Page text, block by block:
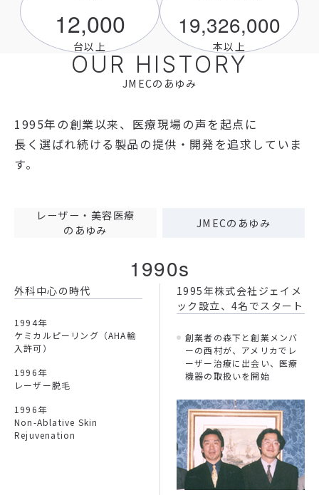
12,000
台以上
19,326,000
本以上
OUR HISTORY
JMECのあゆみ
1995年の創業以来、医療現場の声を起点に
長く選ばれ続ける製品の提供・開発を追求していま
す。
レーザー・美容医療
のあゆみ
JMECのあゆみ
外科中心の時代
1994年
ケミカルピーリング（AHA輸
入許可）
1996年
レーザー脱毛
1996年
Non-Ablative Skin
Rejuvenation
1990s
1995年株式会社ジェイメ
ック設立、 4名でスタート
創業者の森下と創業メンバ
ーの西村が、アメリカでレ
ーザー治療に出会い、医療
機器の取扱いを開始